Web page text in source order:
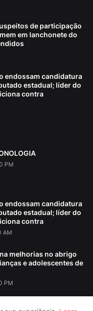
de participação
em lanchonete do
endossam candidatura
estadual; líder do
contra
PM
endossam candidatura
estadual; líder do
contra
AM
melhorias no abrigo
e adolescentes de
PM